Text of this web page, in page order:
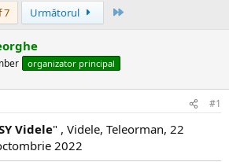
7 Următorul
organizator principal
#1
Videle" , Videle, Teleorman, 22
2022